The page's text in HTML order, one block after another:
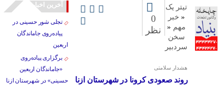
تیتر یک
« خبر
مهم «
سخن
سردبیر
0
نظر
هشدار سلامتی
روند صعودی کرونا در شهرستان ازنا
آخرین اخبار
تجلی شور حسینی در
پیاده‌روی جاماندگان
اربعین
برگزاری پیاده‌روی
«جاماندگان اربعین
حسینی» در شهرستان ازنا